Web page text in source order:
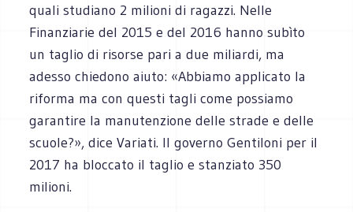
quali studiano 2 milioni di ragazzi. Nelle
Finanziarie del 2015 e del 2016 hanno subìto
un taglio di risorse pari a due miliardi, ma
adesso chiedono aiuto: «Abbiamo applicato la
riforma ma con questi tagli come possiamo
garantire la manutenzione delle strade e delle
scuole?», dice Variati. Il governo Gentiloni per il
2017 ha bloccato il taglio e stanziato 350
milioni.